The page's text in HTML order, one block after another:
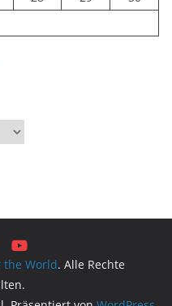
the World. Alle Rechte